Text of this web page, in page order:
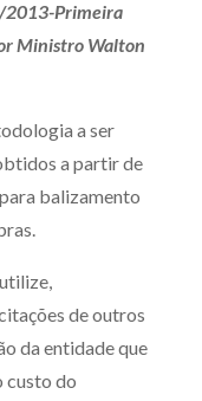
2013-Primeira
Ministro Walton
a ser
a partir de
balizamento
de outros
da entidade que
custo do